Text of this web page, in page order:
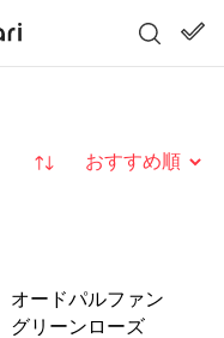
並び替え
オードパルファン
グリーンローズ